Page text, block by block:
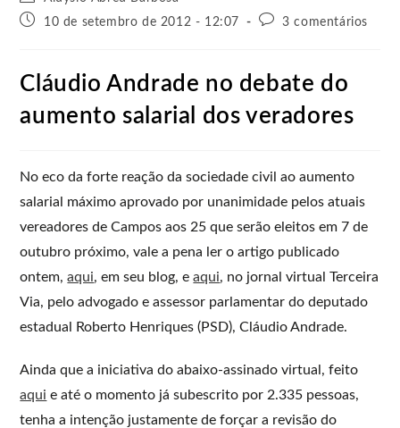
10 de setembro de 2012 - 12:07
3 comentários
Cláudio Andrade no debate do
aumento salarial dos veradores
No eco da forte reação da sociedade civil ao aumento
salarial máximo aprovado por unanimidade pelos atuais
vereadores de Campos aos 25 que serão eleitos em 7 de
outubro próximo, vale a pena ler o artigo publicado
ontem,aqui, em seu blog, eaqui, no jornal virtual Terceira
Via, pelo advogado e assessor parlamentar do deputado
estadual Roberto Henriques (PSD), Cláudio Andrade.
Ainda que a iniciativa do abaixo-assinado virtual, feito
aqui e até o momento já subescrito por 2.335 pessoas,
tenha a intenção justamente de forçar a revisão do